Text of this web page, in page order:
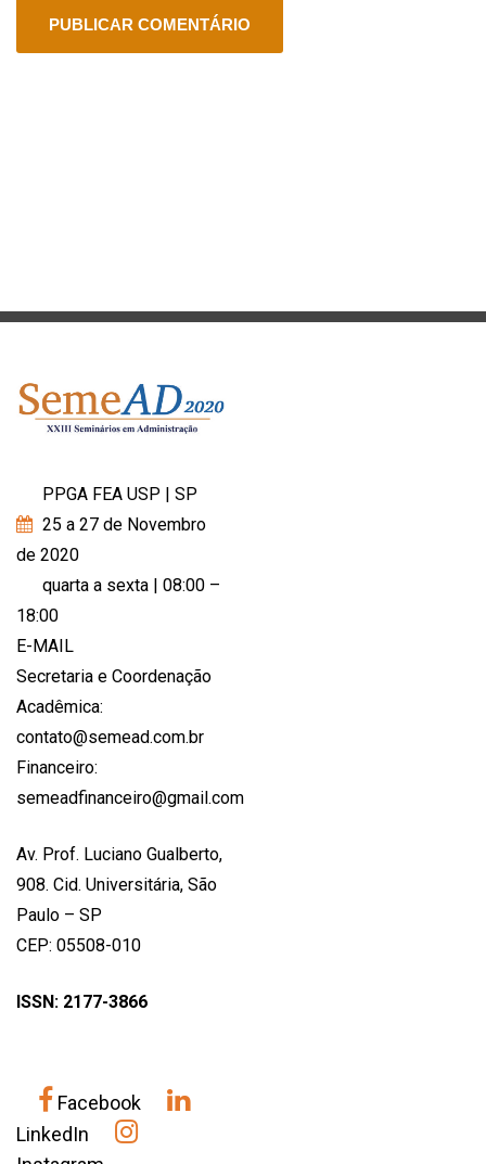
PPGA FEA USP | SP
25 a 27 de Novembro
de 2020
quarta a sexta | 08:00 –
18:00
E-MAIL
Secretaria e Coordenação
Acadêmica:
contato@semead.com.br
Financeiro:
semeadfinanceiro@gmail.com
Av. Prof. Luciano Gualberto,
908. Cid. Universitária, São
Paulo – SP
CEP: 05508-010
ISSN: 2177-3866
Facebook
LinkedIn